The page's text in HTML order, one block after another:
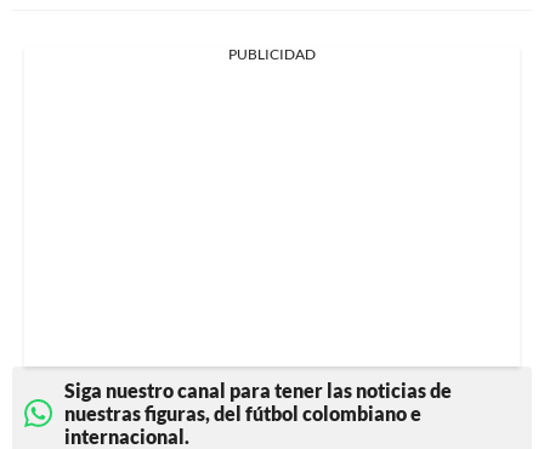
PUBLICIDAD
Siga nuestro canal para tener las noticias de
nuestras figuras, del fútbol colombiano e
internacional.